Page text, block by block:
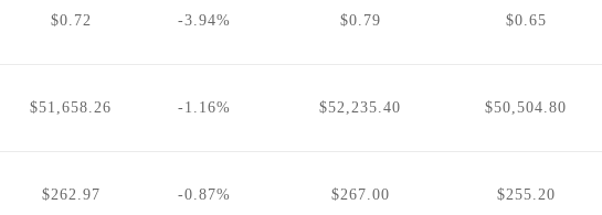
$0.72 -3.94% $0.79 $0.65
$51,658.26 -1.16% $52,235.40 $50,504.80
$262.97 -0.87% $267.00 $255.20